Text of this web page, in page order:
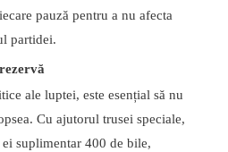
pauză pentru a nu afecta
partidei.
ale luptei, este esențial să nu
Cu ajutorul trusei speciale,
suplimentar 400 de bile,